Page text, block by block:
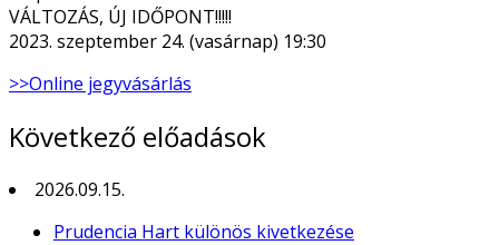
VÁLTOZÁS, ÚJ IDŐPONT!!!!!
2023. szeptember 24. (vasárnap) 19:30
>>Online jegyvásárlás
Következő előadások
2026.09.15.
Prudencia Hart különös kivetkezése